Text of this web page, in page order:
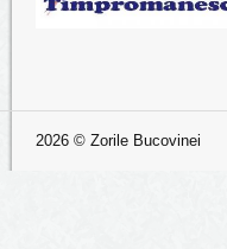
2026 © Zorile Bucovinei